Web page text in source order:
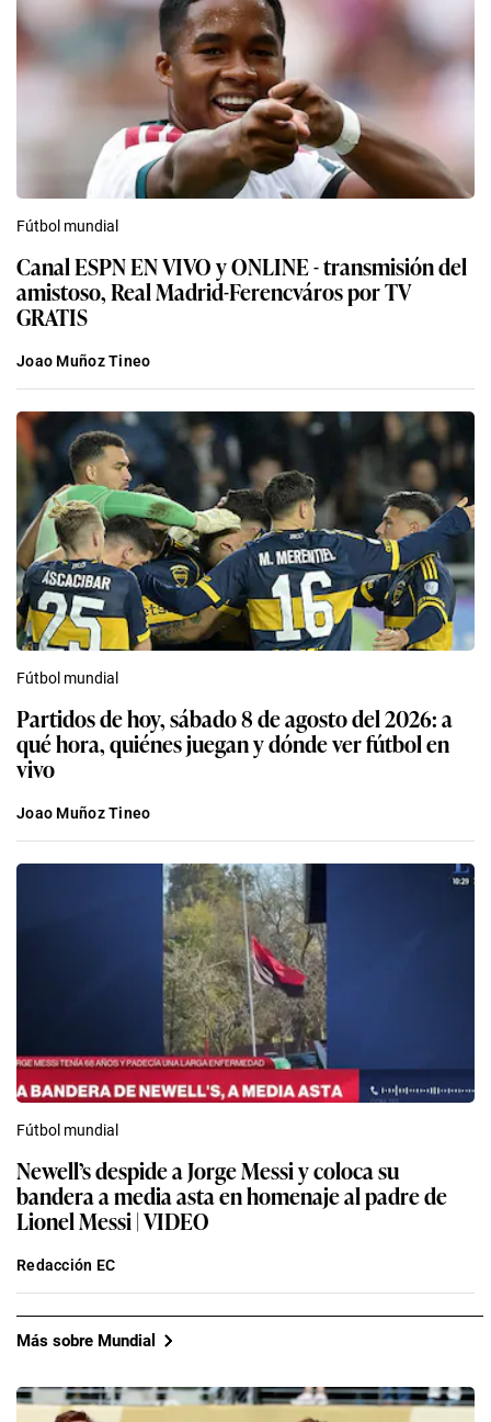
Fútbol mundial
Canal ESPN EN VIVO y ONLINE - transmisión del
amistoso, Real Madrid-Ferencváros por TV
GRATIS
Joao Muñoz Tineo
Fútbol mundial
Partidos de hoy, sábado 8 de agosto del 2026: a
qué hora, quiénes juegan y dónde ver fútbol en
vivo
Joao Muñoz Tineo
Fútbol mundial
Newell’s despide a Jorge Messi y coloca su
bandera a media asta en homenaje al padre de
Lionel Messi | VIDEO
Redacción EC
Más sobre Mundial